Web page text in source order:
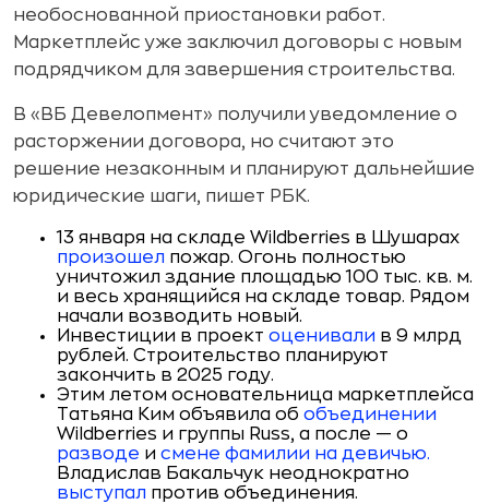
необоснованной приостановки работ.
Маркетплейс уже заключил договоры с новым
подрядчиком для завершения строительства.
В «ВБ Девелопмент» получили уведомление о
расторжении договора, но считают это
решение незаконным и планируют дальнейшие
юридические шаги, пишет РБК.
13 января на складе Wildberries в Шушарах
произошел пожар. Огонь полностью
уничтожил здание площадью 100 тыс. кв. м.
и весь хранящийся на складе товар. Рядом
начали возводить новый.
Инвестиции в проект оценивали в 9 млрд
рублей. Строительство планируют
закончить в 2025 году.
Этим летом основательница маркетплейса
Татьяна Ким объявила об объединении
Wildberries и группы Russ, а после — о
разводе и смене фамилии на девичью.
Владислав Бакальчук неоднократно
выступал против объединения.